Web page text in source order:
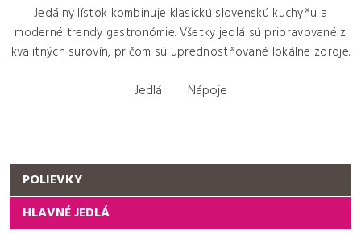
Jedálny lístok kombinuje klasickú slovenskú kuchyňu a
moderné trendy gastronómie. Všetky jedlá sú pripravované z
kvalitných surovín, pričom sú uprednostňované lokálne zdroje.
Primary tabsJedlá Nápoje